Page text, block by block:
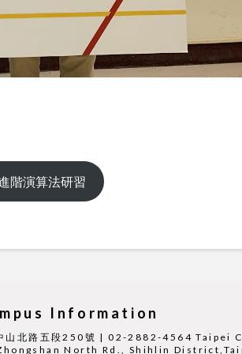
階演算法研習
Information
山北路五段250號 | 02-2882-4564 Taipei
North Rd., Shihlin